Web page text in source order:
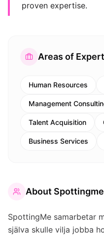
proven expertise.
Areas of
Human Resources
Management
Talent Acquisition
Business Services
About Spottingme
SpottingMe samarbetar
själva skulle vilja jobba